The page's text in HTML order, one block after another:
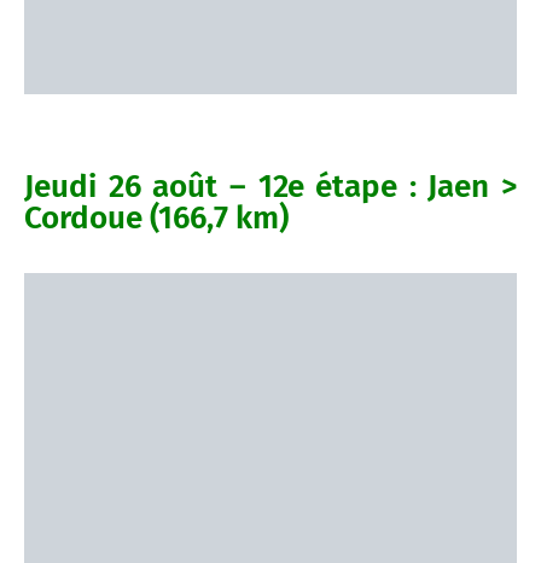
Jeudi 26 août – 12e étape : Jaen >
Cordoue (166,7 km)